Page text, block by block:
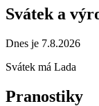
Svátek a
Dnes je 7.8.2026
Svátek má Lada
Pranostiky